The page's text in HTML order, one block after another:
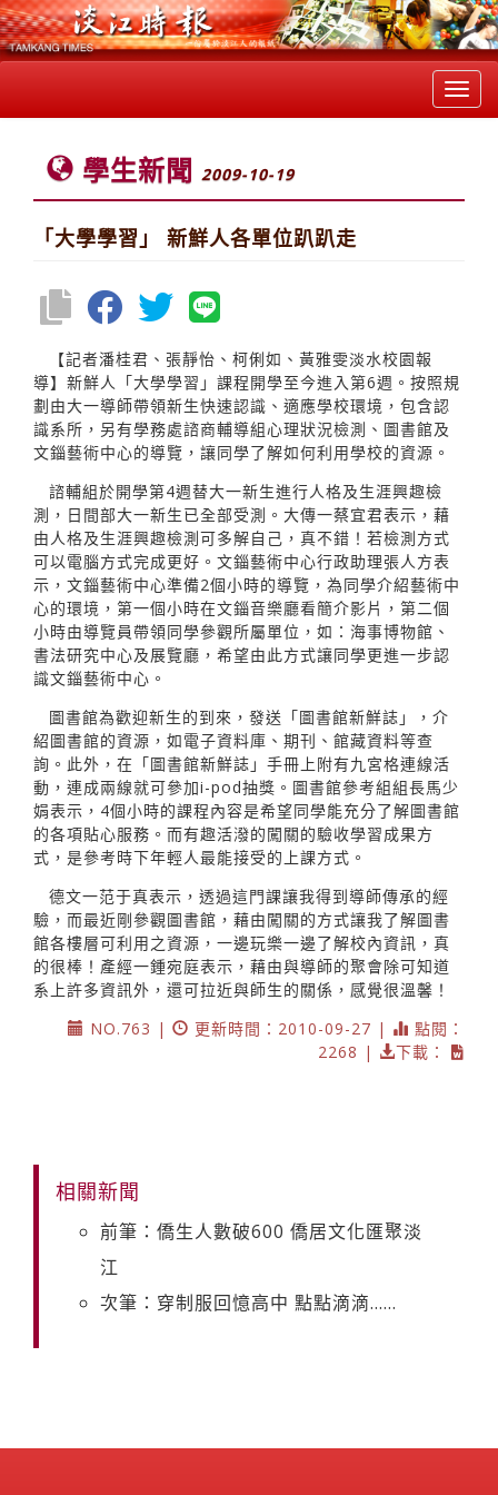
學生新聞 2009-10-19
「大學學習」 新鮮人各單位趴趴走
【記者潘桂君、張靜怡、柯俐如、黃雅雯淡水校園報
導】新鮮人「大學學習」課程開學至今進入第6週。按照規
劃由大一導師帶領新生快速認識、適應學校環境，包含認
識系所，另有學務處諮商輔導組心理狀況檢測、圖書館及
文錙藝術中心的導覽，讓同學了解如何利用學校的資源。
諮輔組於開學第4週替大一新生進行人格及生涯興趣檢
測，日間部大一新生已全部受測。大傳一蔡宜君表示，藉
由人格及生涯興趣檢測可多解自己，真不錯！若檢測方式
可以電腦方式完成更好。文錙藝術中心行政助理張人方表
示，文錙藝術中心準備2個小時的導覽，為同學介紹藝術中
心的環境，第一個小時在文錙音樂廳看簡介影片，第二個
小時由導覽員帶領同學參觀所屬單位，如：海事博物館、
書法研究中心及展覽廳，希望由此方式讓同學更進一步認
識文錙藝術中心。
圖書館為歡迎新生的到來，發送「圖書館新鮮誌」，介
紹圖書館的資源，如電子資料庫、期刊、館藏資料等查
詢。此外，在「圖書館新鮮誌」手冊上附有九宮格連線活
動，連成兩線就可參加i-pod抽獎。圖書館參考組組長馬少
娟表示，4個小時的課程內容是希望同學能充分了解圖書館
的各項貼心服務。而有趣活潑的闖關的驗收學習成果方
式，是參考時下年輕人最能接受的上課方式。
德文一范于真表示，透過這門課讓我得到導師傳承的經
驗，而最近剛參觀圖書館，藉由闖關的方式讓我了解圖書
館各樓層可利用之資源，一邊玩樂一邊了解校內資訊，真
的很棒！產經一鍾宛庭表示，藉由與導師的聚會除可知道
系上許多資訊外，還可拉近與師生的關係，感覺很溫馨！
NO.763 |
更新時間：2010-09-27 |
點閱：
2268 |
下載：
相關新聞
前筆：僑生人數破600 僑居文化匯聚淡
江
次筆：穿制服回憶高中 點點滴滴......